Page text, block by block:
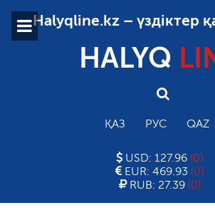
Halyqline.kz – үздіктер
HALYQ
ҚАЗ РУС QAZ
USD: 127.96 (0)
EUR: 469.93 (0)
RUB: 27.39 (0)